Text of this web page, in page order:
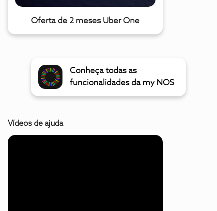
Oferta de 2 meses Uber One
Conheça todas as
funcionalidades da my NOS
Vídeos de ajuda